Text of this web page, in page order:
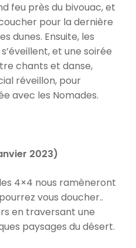
feu près du bivouac, et
pour la dernière
dunes. Ensuite, les
et une soirée
chants et danse,
réveillon, pour
avec les Nomades.
2023)
4×4 nous ramèneront
vous doucher..
en traversant une
paysages du désert.